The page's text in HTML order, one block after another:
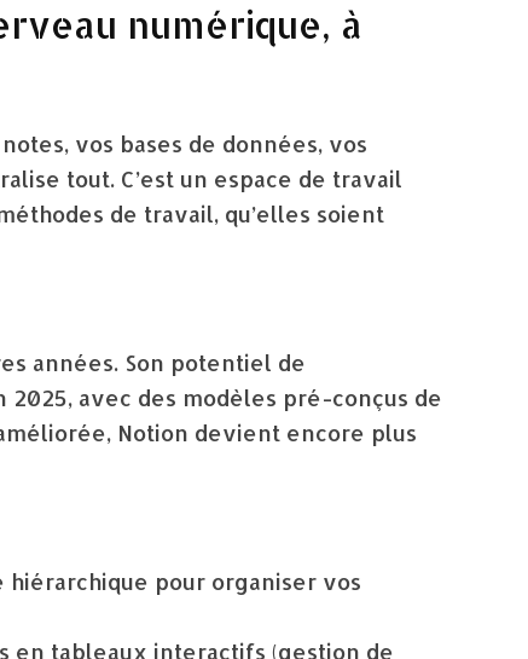
numérique, à
vos bases de données, vos
tout. C’est un espace de travail
de travail, qu’elles soient
années. Son potentiel de
avec des modèles pré-conçus de
Notion devient encore plus
pour organiser vos
en tableaux interactifs (gestion de